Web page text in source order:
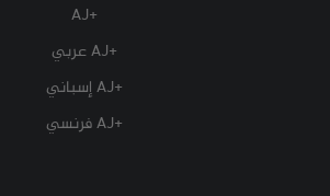
+AJ
+AJ عربي
+AJ إسباني
+AJ فرنسي